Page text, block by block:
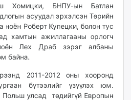
Хомицки, БНПУ-ын Батлан
асуудал эрхэлсэн Төрийн
ноён Роберт Купецки, болон тус
хамтын ажиллагааны орлогч
Лех Драб зэрэг албаны
байна.
2011-2012 оны хооронд
бүтээлийг үзүүлэх юм.
Польш улсад төдийгүй Европын